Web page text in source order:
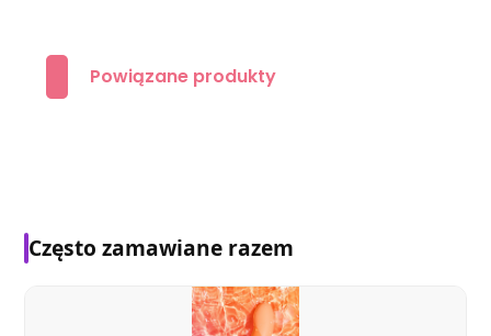
Powiązane produkty
Często zamawiane razem